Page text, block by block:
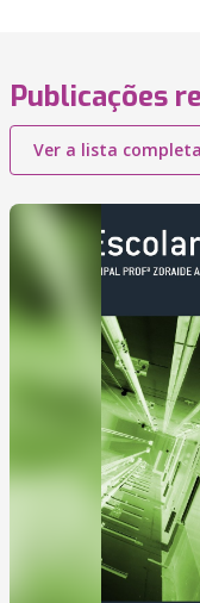
Publicações
Ver a lista completa